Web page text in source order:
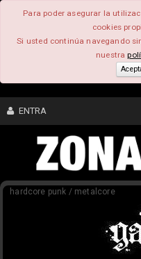
Para poder asegurar la
cookies
Si usted continúa navegando
nuestra
ENTRA
CONTENIDO
COMUNIDAD
hardcore punk / metalcore